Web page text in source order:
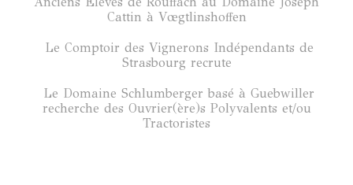
Cattin à Vœgtlinshoffen
Le Comptoir des Vignerons Indépendants de
Strasbourg recrute
Le Domaine Schlumberger basé à Guebwiller
recherche des Ouvrier(ère)s Polyvalents et/ou
Tractoristes